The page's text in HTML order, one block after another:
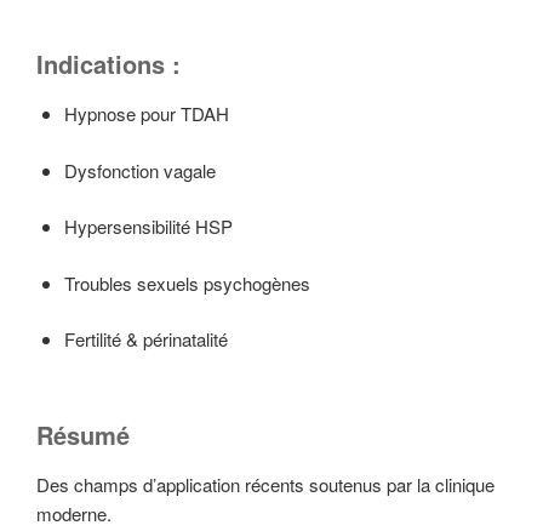
Indications :
Hypnose pour TDAH
Dysfonction vagale
Hypersensibilité HSP
Troubles sexuels psychogènes
Fertilité & périnatalité
Résumé
Des champs d’application récents soutenus par la clinique
moderne.